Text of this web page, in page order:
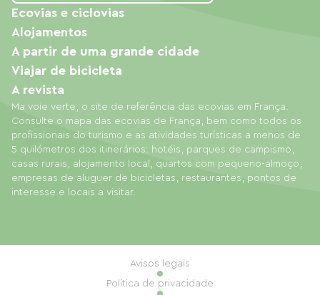
Ma voie verte, o site de referência das ecovias em França.
Consulte o mapa das ecovias de França, bem como todos os
profissionais do turismo e as atividades turísticas a menos de
5 quilómetros dos itinerários: hotéis, parques de campismo,
casas rurais, alojamento local, quartos com pequeno-almoço,
empresas de aluguer de bicicletas, restaurantes, pontos de
interesse e locais a visitar.
Ecovias e ciclovias
Alojamentos
A partir de uma grande cidade
Viajar de bicicleta
A revista
Avisos legais
Política de privacidade